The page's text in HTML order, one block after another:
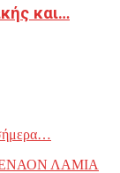
και…
ΛΑΜΙΑ